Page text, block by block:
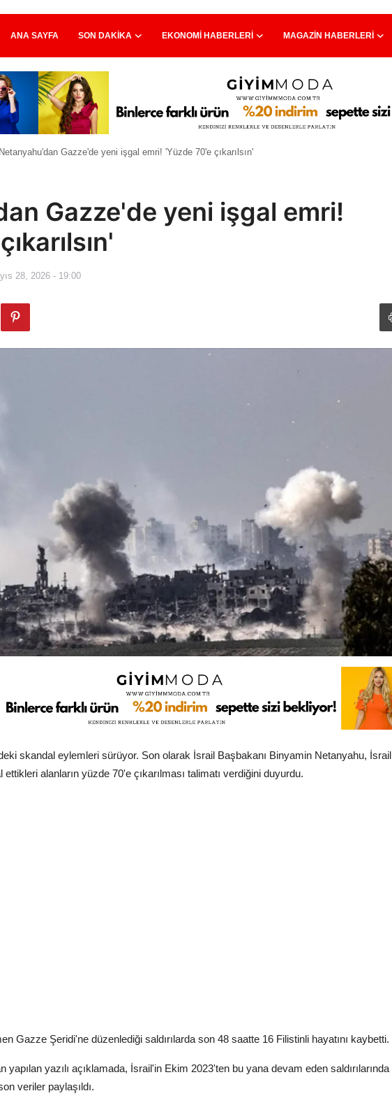
ANA SAYFA SON DAKIKA EKONOMI HABERLERI MAGAZIN HABERLERI
Netanyahu'dan Gazze'de yeni işgal emri! 'Yüzde 70'e çıkarılsın'
Gazze'de yeni işgal emri!
28, 2026 - 19:00
skandal eylemleri sürüyor. Son olarak İsrail Başbakanı Binyamin Netanyahu, İsrail
alanların yüzde 70'e çıkarılması talimatı verdiğini duyurdu.
Gazze Şeridi'ne düzenlediği saldırılarda son 48 saatte 16 Filistinli hayatını kaybetti.
yapılan yazılı açıklamada, İsrail'in Ekim 2023'ten bu yana devam eden saldırılarında
veriler paylaşıldı.